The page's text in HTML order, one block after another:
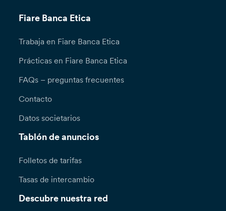
Fiare Banca Etica
Trabaja en Fiare Banca Etica
Prácticas en Fiare Banca Etica
FAQs – preguntas frecuentes
Contacto
Datos societarios
Tablón de anuncios
Folletos de tarifas
Tasas de intercambio
Descubre nuestra red